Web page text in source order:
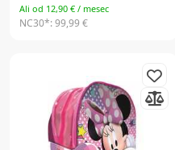
Ali od 12,90 € / mesec
NC30*:99,99 €